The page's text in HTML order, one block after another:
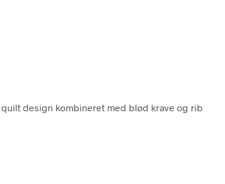
design kombineret med blød krave og rib